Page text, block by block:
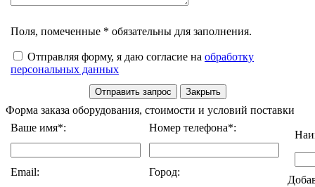
Поля, помеченные * обязательны для заполнения.
Отправляя форму, я даю согласие на обработку
персональных данных
Форма заказа оборудования, стоимости и условий поставки
Ваше имя*:
Номер телефона*:
Email: Город: